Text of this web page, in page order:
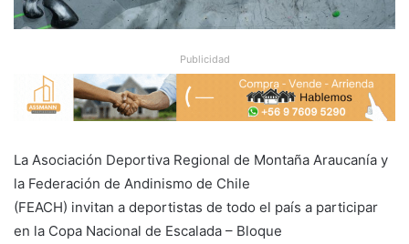
Publicidad
La Asociación Deportiva Regional de Montaña Araucanía y
la Federación de Andinismo de Chile
(FEACH) invitan a deportistas de todo el país a participar
en la Copa Nacional de Escalada – Bloque